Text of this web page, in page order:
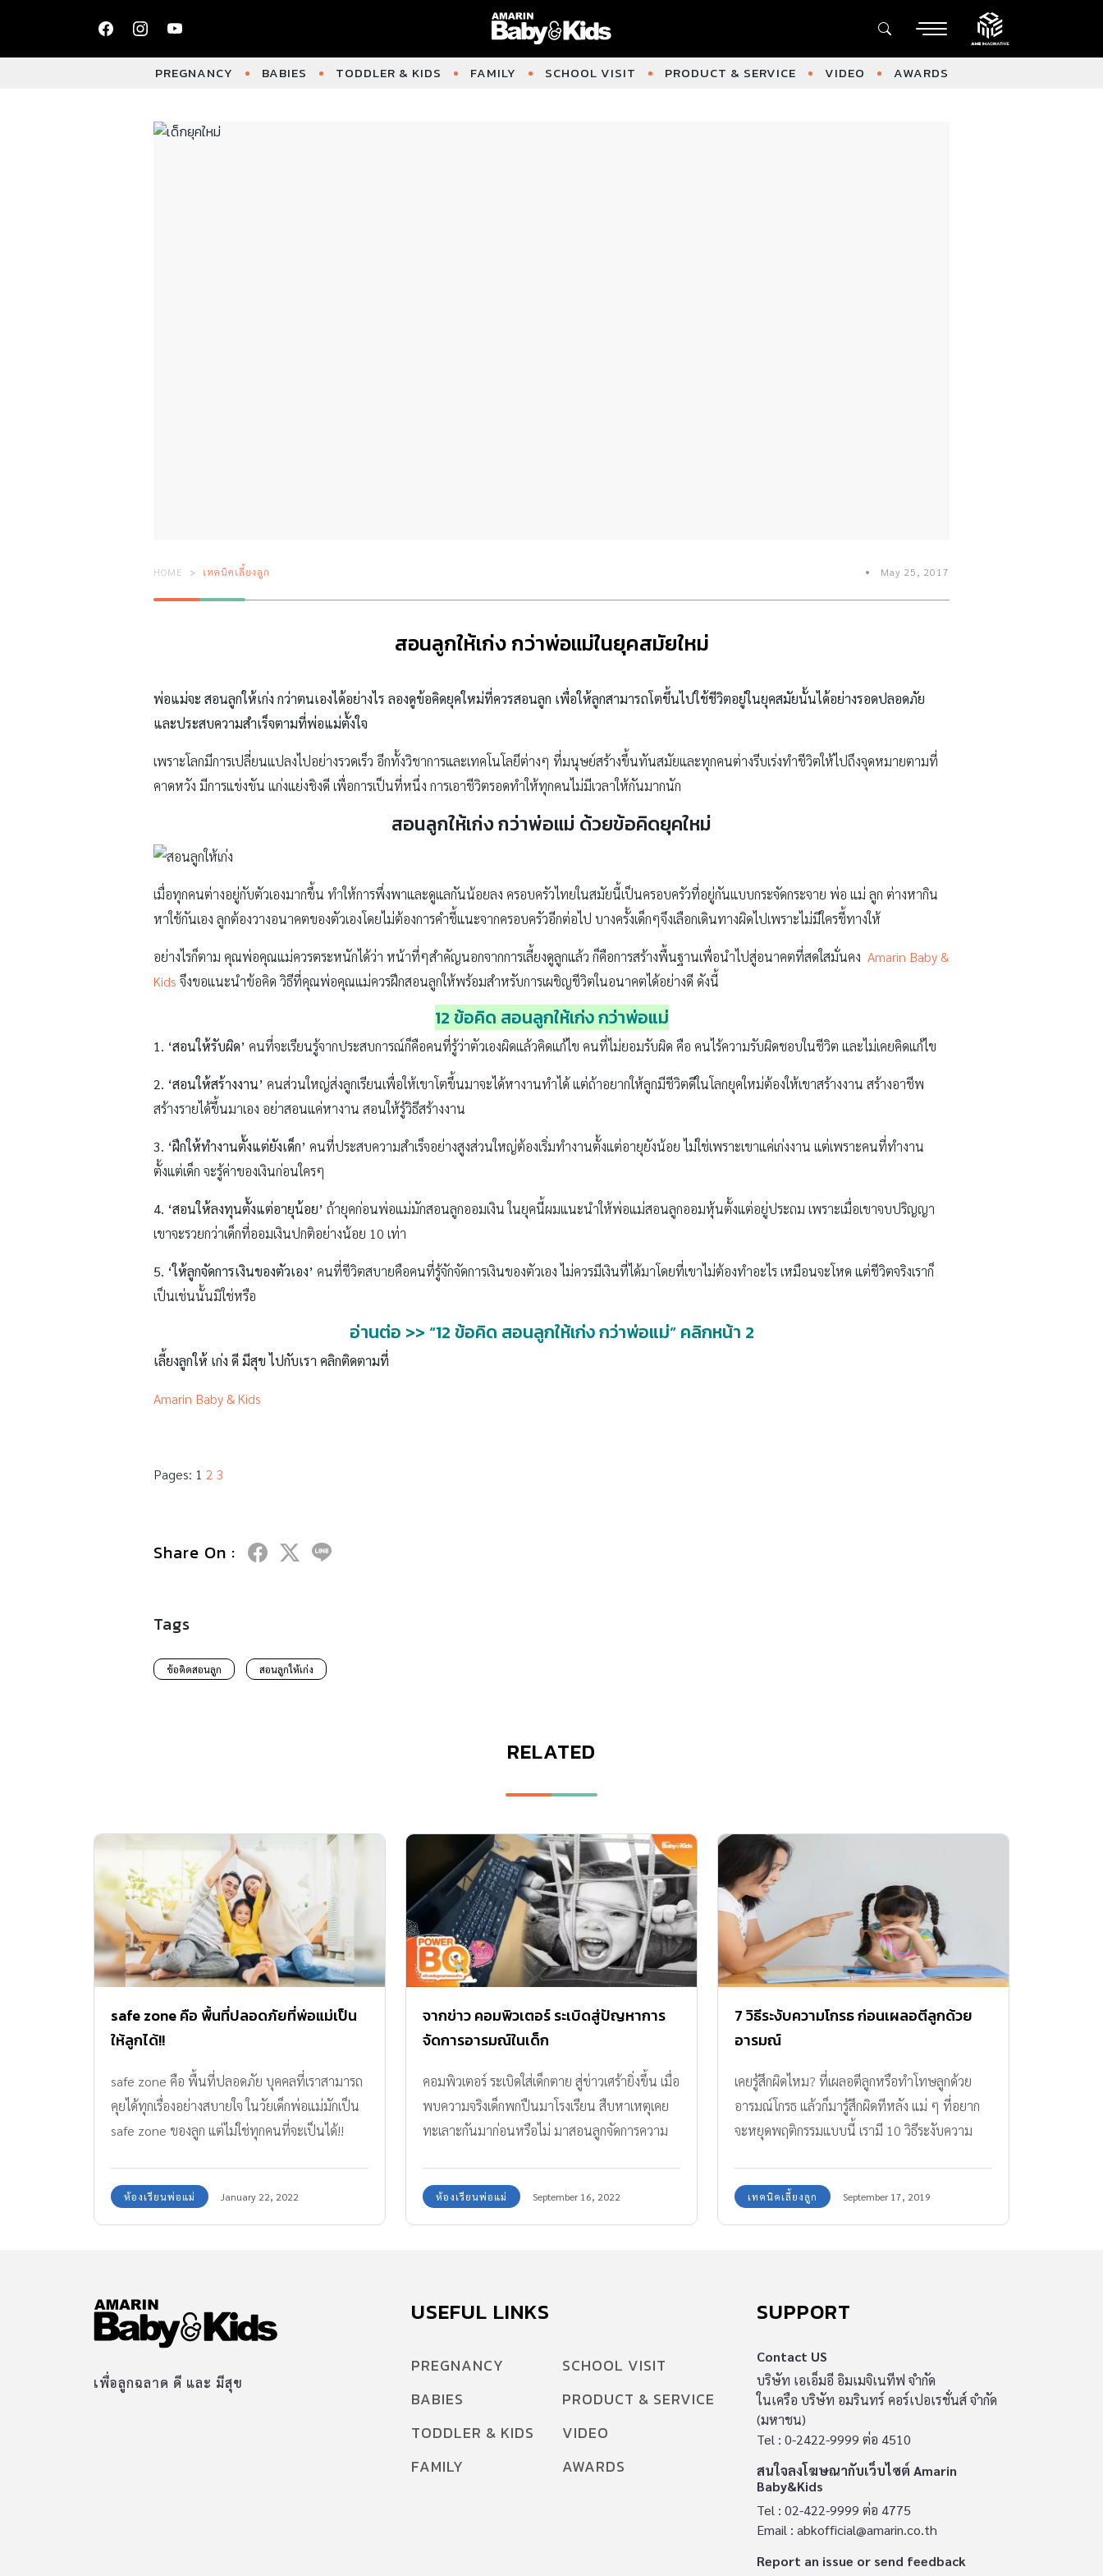
PREGNANCY BABIES TODDLER & KIDS FAMILY SCHOOL VISIT PRODUCT & SERVICE VIDEO AWARDS
HOME เทคนิคเลี้ยงลูก May 25, 2017
สอนลูกให้เก่ง กว่าพ่อแม่ในยุคสมัยใหม่
พ่อแม่จะ สอนลูกให้เก่ง กว่าตนเองได้อย่างไร ลองดูข้อคิดยุคใหม่ที่ควรสอนลูก เพื่อให้ลูกสามารถโตขึ้นไปใช้ชีวิตอยู่ในยุคสมัยนั้นได้อย่างรอดปลอดภัย
และประสบความสำเร็จตามที่พ่อแม่ตั้งใจ
เพราะโลกมีการเปลี่ยนแปลงไปอย่างรวดเร็ว อีกทั้งวิชาการและเทคโนโลยีต่างๆ ที่มนุษย์สร้างขึ้นทันสมัยและทุกคนต่างรีบเร่งทำชีวิตให้ไปถึงจุดหมายตามที่
คาดหวัง มีการแข่งขัน แก่งแย่งชิงดี เพื่อการเป็นที่หนึ่ง การเอาชีวิตรอดทำให้ทุกคนไม่มีเวลาให้กันมากนัก
สอนลูกให้เก่ง กว่าพ่อแม่ ด้วยข้อคิดยุคใหม่
เมื่อทุกคนต่างอยู่กับตัวเองมากขึ้น ทำให้การพึ่งพาและดูแลกันน้อยลง ครอบครัวไทยในสมัยนี้เป็นครอบครัวที่อยู่กันแบบกระจัดกระจาย พ่อ แม่ ลูก ต่างหากิน
หาใช้กันเอง ลูกต้องวางอนาคตของตัวเองโดยไม่ต้องการคำชี้แนะจากครอบครัวอีกต่อไป บางครั้งเด็กๆจึงเลือกเดินทางผิดไปเพราะไม่มีใครชี้ทางให้
อย่างไรก็ตาม คุณพ่อคุณแม่ควรตระหนักได้ว่า หน้าที่ๆสำคัญนอกจากการเลี้ยงดูลูกแล้ว ก็คือการสร้างพื้นฐานเพื่อนำไปสู่อนาคตที่สดใสมั่นคง Amarin Baby &
Kids จึงขอแนะนำข้อคิด วิธีที่คุณพ่อคุณแม่ควรฝึกสอนลูกให้พร้อมสำหรับการเผชิญชีวิตในอนาคตได้อย่างดี ดังนี้
12 ข้อคิด สอนลูกให้เก่ง กว่าพ่อแม่
1. ‘สอนให้รับผิด’ คนที่จะเรียนรู้จากประสบการณ์ก็คือคนที่รู้ว่าตัวเองผิดแล้วคิดแก้ไข คนที่ไม่ยอมรับผิด คือ คนไร้ความรับผิดชอบในชีวิต และไม่เคยคิดแก้ไข
2. ‘สอนให้สร้างงาน’ คนส่วนใหญ่ส่งลูกเรียนเพื่อให้เขาโตขึ้นมาจะได้หางานทำได้ แต่ถ้าอยากให้ลูกมีชีวิตดีในโลกยุคใหม่ต้องให้เขาสร้างงาน สร้างอาชีพ
สร้างรายได้ขึ้นมาเอง อย่าสอนแค่หางาน สอนให้รู้วิธีสร้างงาน
3. ‘ฝึกให้ทำงานตั้งแต่ยังเด็ก’ คนที่ประสบความสำเร็จอย่างสูงส่วนใหญ่ต้องเริ่มทำงานตั้งแต่อายุยังน้อย ไม่ใช่เพราะเขาแค่เก่งงาน แต่เพราะคนที่ทำงาน
ตั้งแต่เด็ก จะรู้ค่าของเงินก่อนใครๆ
4. ‘สอนให้ลงทุนตั้งแต่อายุน้อย’ ถ้ายุคก่อนพ่อแม่มักสอนลูกออมเงิน ในยุคนี้ผมแนะนำให้พ่อแม่สอนลูกออมหุ้นตั้งแต่อยู่ประถม เพราะเมื่อเขาจบปริญญา
เขาจะรวยกว่าเด็กที่ออมเงินปกติอย่างน้อย 10 เท่า
5. ‘ให้ลูกจัดการเงินของตัวเอง’ คนที่ชีวิตสบายคือคนที่รู้จักจัดการเงินของตัวเอง ไม่ควรมีเงินที่ได้มาโดยที่เขาไม่ต้องทำอะไร เหมือนจะโหด แต่ชีวิตจริงเราก็
เป็นเช่นนั้นมิใช่หรือ
อ่านต่อ >> “12 ข้อคิด สอนลูกให้เก่ง กว่าพ่อแม่” คลิกหน้า 2
เลี้ยงลูกให้ เก่ง ดี มีสุข ไปกับเรา คลิกติดตามที่
Amarin Baby & Kids
Pages: 1 2 3
Share On :
Tags
ข้อคิดสอนลูก สอนลูกให้เก่ง
RELATED
safe zone คือ พื้นที่ปลอดภัยที่พ่อแม่เป็น
ให้ลูกได้!!
safe zone คือ พื้นที่ปลอดภัย บุคคลที่เราสามารถ
คุยได้ทุกเรื่องอย่างสบายใจ ในวัยเด็กพ่อแม่มักเป็น
safe zone ของลูก แต่ไม่ใช่ทุกคนที่จะเป็นได้!!
ห้องเรียนพ่อแม่ January 22, 2022
จากข่าว คอมพิวเตอร์ ระเบิดสู่ปัญหาการ
จัดการอารมณ์ในเด็ก
คอมพิวเตอร์ ระเบิดใส่เด็กตาย สู่ข่าวเศร้ายิ่งขึ้น เมื่อ
พบความจริงเด็กพกปืนมาโรงเรียน สืบหาเหตุเคย
ทะเลาะกันมาก่อนหรือไม่ มาสอนลูกจัดการความ
ห้องเรียนพ่อแม่ September 16, 2022
7 วิธีระงับความโกรธ ก่อนเผลอตีลูกด้วย
อารมณ์
เคยรู้สึกผิดไหม? ที่เผลอตีลูกหรือทำโทษลูกด้วย
อารมณ์โกรธ แล้วก็มารู้สึกผิดทีหลัง แม่ ๆ ที่อยาก
จะหยุดพฤติกรรมแบบนี้ เรามี 10 วิธีระงับความ
เทคนิคเลี้ยงลูก September 17, 2019
เพื่อลูกฉลาด ดี และ มีสุข
USEFUL LINKS
PREGNANCY
BABIES
TODDLER & KIDS
FAMILY
SCHOOL VISIT
PRODUCT & SERVICE
VIDEO
AWARDS
SUPPORT
Contact US
บริษัท เอเอ็มอี อิมเมจิเนทีฟ จำกัด
ในเครือ บริษัท อมรินทร์ คอร์เปอเรชั่นส์ จำกัด
(มหาชน)
Tel : 0-2422-9999 ต่อ 4510
สนใจลงโฆษณากับเว็บไซต์ Amarin
Baby&Kids
Tel : 02-422-9999 ต่อ 4775
Email : abkofficial@amarin.co.th
Report an issue or send feedback